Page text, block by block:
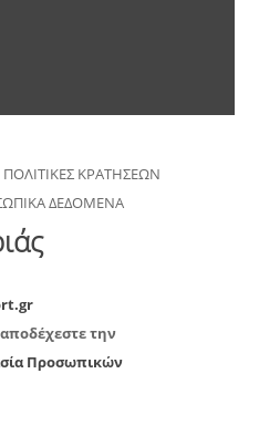
ΠΟΛΙΤΙΚΕΣ ΚΡΑΤΗΣΕΩΝ
ΔΕΔΟΜΕΝΑ
την
Προσωπικών